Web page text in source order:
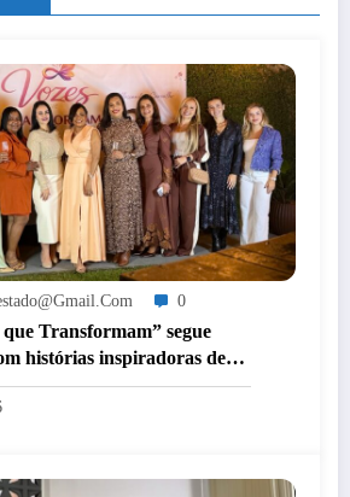
0
que Transformam” segue
histórias inspiradoras de